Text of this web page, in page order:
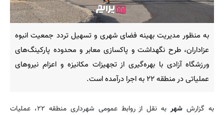
به منظور مدیریت بهینه فضای شهری و تسهیل تردد جمعیت انبوه
عزاداران، طرح نگهداشت و پاکسازی معابر و محدوده پارکینگ‌های
ورزشگاه آزادی با بهره‌گیری از تجهیزات مکانیزه و اعزام نیروهای
عملیاتی در منطقه ۲۲ به اجرا درآمده است.
به گزارش شهر
به نقل از روابط عمومی شهرداری منطقه ۲۲، عملیات